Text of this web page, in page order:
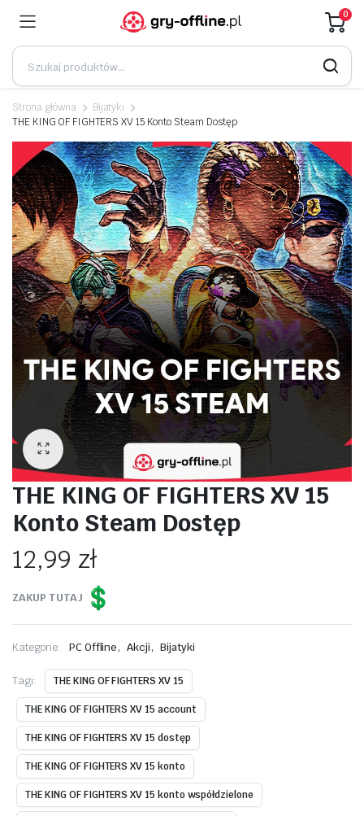
0
Strona główna
Bijatyki
THE KING OF FIGHTERS XV 15 Konto Steam Dostęp
THE KING OF FIGHTERS XV 15
Konto Steam Dostęp
12,99 zł
ZAKUP TUTAJ
Kategorie: PC Offline, Akcji, Bijatyki
Tagi: THE KING OF FIGHTERS XV 15
THE KING OF FIGHTERS XV 15 account
THE KING OF FIGHTERS XV 15 dostęp
THE KING OF FIGHTERS XV 15 konto
THE KING OF FIGHTERS XV 15 konto współdzielone